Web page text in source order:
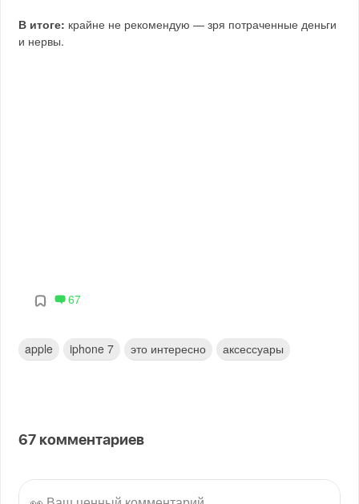
В итоге: крайне не рекомендую — зря потраченные деньги
и нервы.
67
apple iphone 7 это интересно аксессуары
67 комментариев